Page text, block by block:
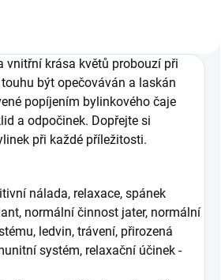
vnitřní krása květů probouzí při
být opečováván a laskán
popíjením bylinkového čaje
a odpočinek. Dopřejte si
při každé příležitosti.
nálada, relaxace, spánek
normální činnost jater, normální
ledvin, trávení, přirozená
systém, relaxační účinek -